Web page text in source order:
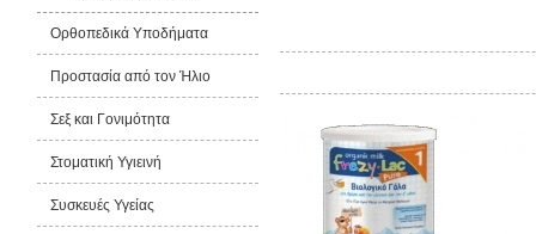
Ορθοπεδικά Υποδήματα
Προστασία από τον Ήλιο
Σεξ και Γονιμότητα
Στοματική Υγιεινή
Συσκευές Υγείας